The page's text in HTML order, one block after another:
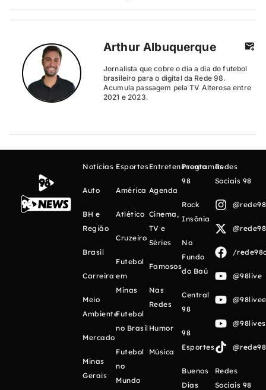
Arthur Albuquerque
Jornalista que cobre o dia a dia do futebol
brasileiro para o digital da Rede 98.
Acumula passagem pela TV Alterosa entre
2021 e 2023.
Notícias
Auto
BH e
Região
Brasil
Carreira
Meio
Ambiente
Mercado
Minas
Gerais
Esportes
América
Atlético
Cruzeiro
Futebol
em
Minas
Futebol
no Brasil
Futebol
no
Mundo
Entretenimento
Agenda
Cinema,
TV e
Séries
Famosos
Nas
Redes
Humor
Música
Programas
98
Rock
Insônia
No
Fundo
do Baú
Central
98
98
Esportes
Buenos
Días
Redes
Sociais 98
/
@98live
Redes
Sociais 98